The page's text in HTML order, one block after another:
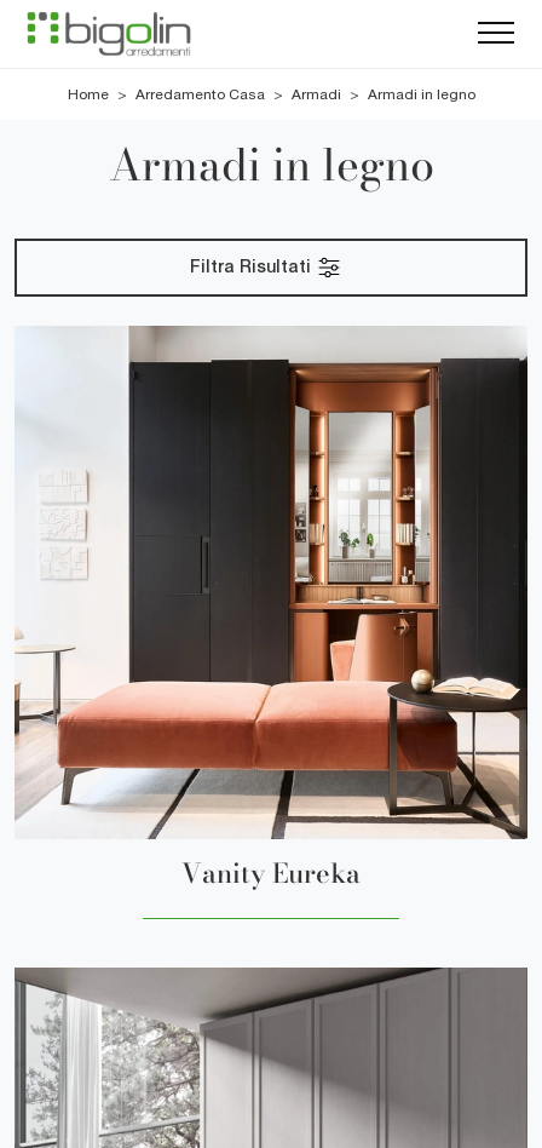
Home > Arredamento Casa > Armadi > Armadi in legno
Armadi in legno
Filtra Risultati
Vanity Eureka